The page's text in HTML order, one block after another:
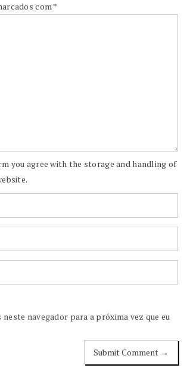
com*
you agree with the storage and handling of
neste navegador para a próxima vez que eu